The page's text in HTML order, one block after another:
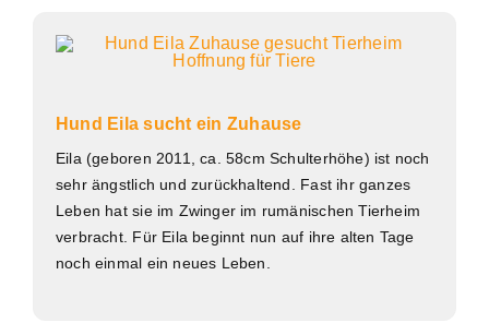
Hund Eila sucht ein Zuhause
Eila (geboren 2011, ca. 58cm Schulterhöhe) ist noch
sehr ängstlich und zurückhaltend. Fast ihr ganzes
Leben hat sie im Zwinger im rumänischen Tierheim
verbracht. Für Eila beginnt nun auf ihre alten Tage
noch einmal ein neues Leben.